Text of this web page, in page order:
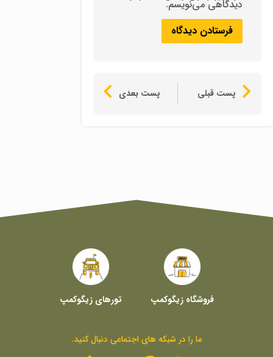
دیدگاهی می‌نویسم.
پست قبلی پست بعدی
فروشگاه زیگوکمپ تورهای زیگوکمپ
ما را در شبکه های اجتماعی دنبال کنید.